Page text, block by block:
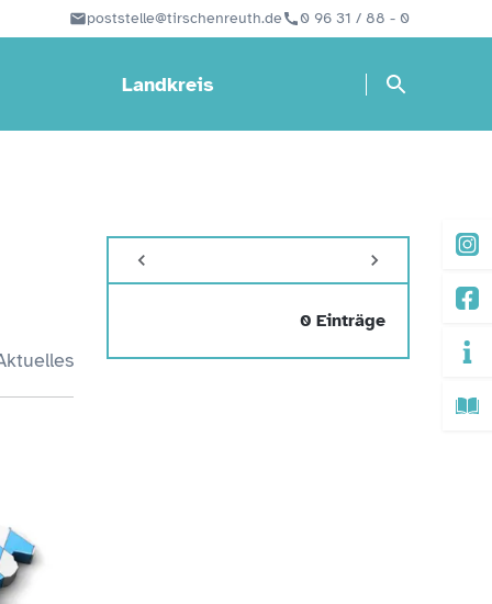
poststelle@tirschenreuth.de 0 96 31 / 88 - 0
Landkreis
0 Einträge